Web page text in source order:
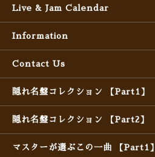
Live & Jam Calendar
Information
Contact Us
隠れ名盤コレクション 【Part1】
隠れ名盤コレクション 【Part2】
マスターが選ぶこの一曲 【Part1】